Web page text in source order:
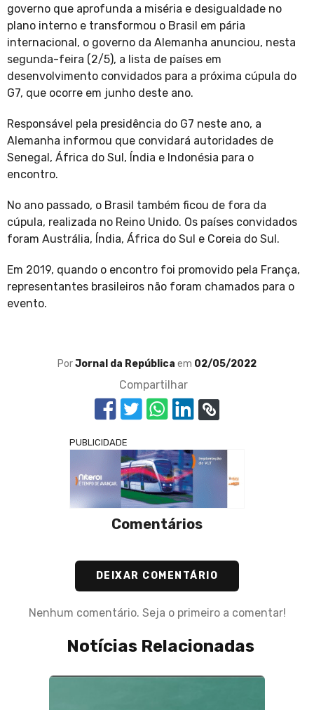
governo que aprofunda a miséria e desigualdade no
plano interno e transformou o Brasil em pária
internacional, o governo da Alemanha anunciou, nesta
segunda-feira (2/5), a lista de países em
desenvolvimento convidados para a próxima cúpula do
G7, que ocorre em junho deste ano.
Responsável pela presidência do G7 neste ano, a
Alemanha informou que convidará autoridades de
Senegal, África do Sul, Índia e Indonésia para o
encontro.
No ano passado, o Brasil também ficou de fora da
cúpula, realizada no Reino Unido. Os países convidados
foram Austrália, Índia, África do Sul e Coreia do Sul.
Em 2019, quando o encontro foi promovido pela França,
representantes brasileiros não foram chamados para o
evento.
PorJornal da República em 02/05/2022
Compartilhar
PUBLICIDADE
Comentários
DEIXAR COMENTÁRIO
Nenhum comentário. Seja o primeiro a comentar!
Notícias Relacionadas